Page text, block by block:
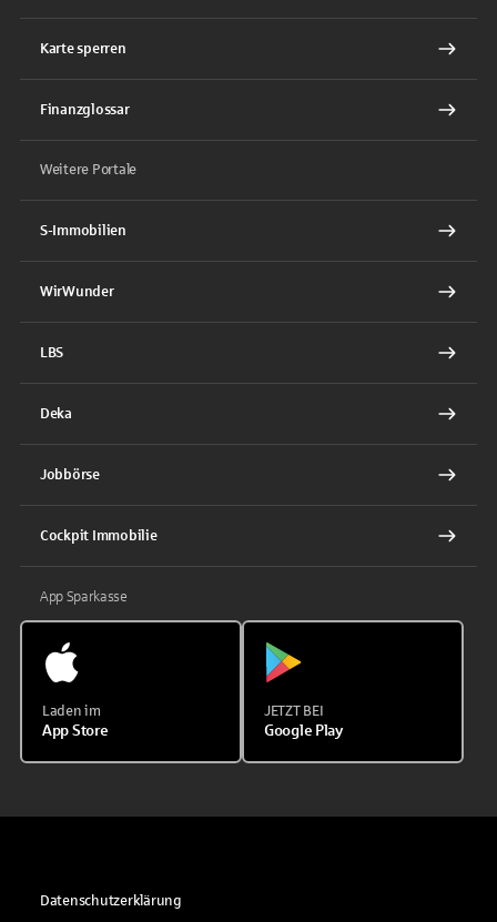
Karte sperren
Finanzglossar
Weitere Portale
S-Immobilien
WirWunder
LBS
Deka
Jobbörse
Cockpit Immobilie
App Sparkasse
Laden im
App Store
JETZT BEI
Google Play
Datenschutzerklärung